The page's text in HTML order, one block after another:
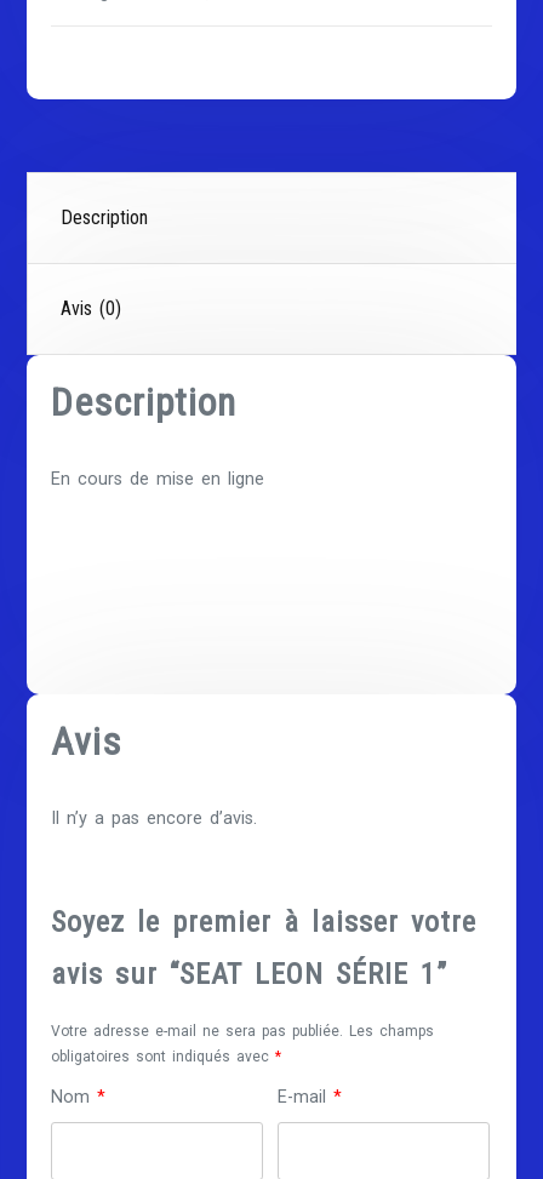
Description
Avis (0)
Description
En cours de mise en ligne
Avis
Il n’y a pas encore d’avis.
Soyez le premier à laisser votre
avis sur “SEAT LEON SÉRIE 1”
Votre adresse e-mail ne sera pas publiée. Les champs
obligatoires sont indiqués avec*
Nom* E-mail*